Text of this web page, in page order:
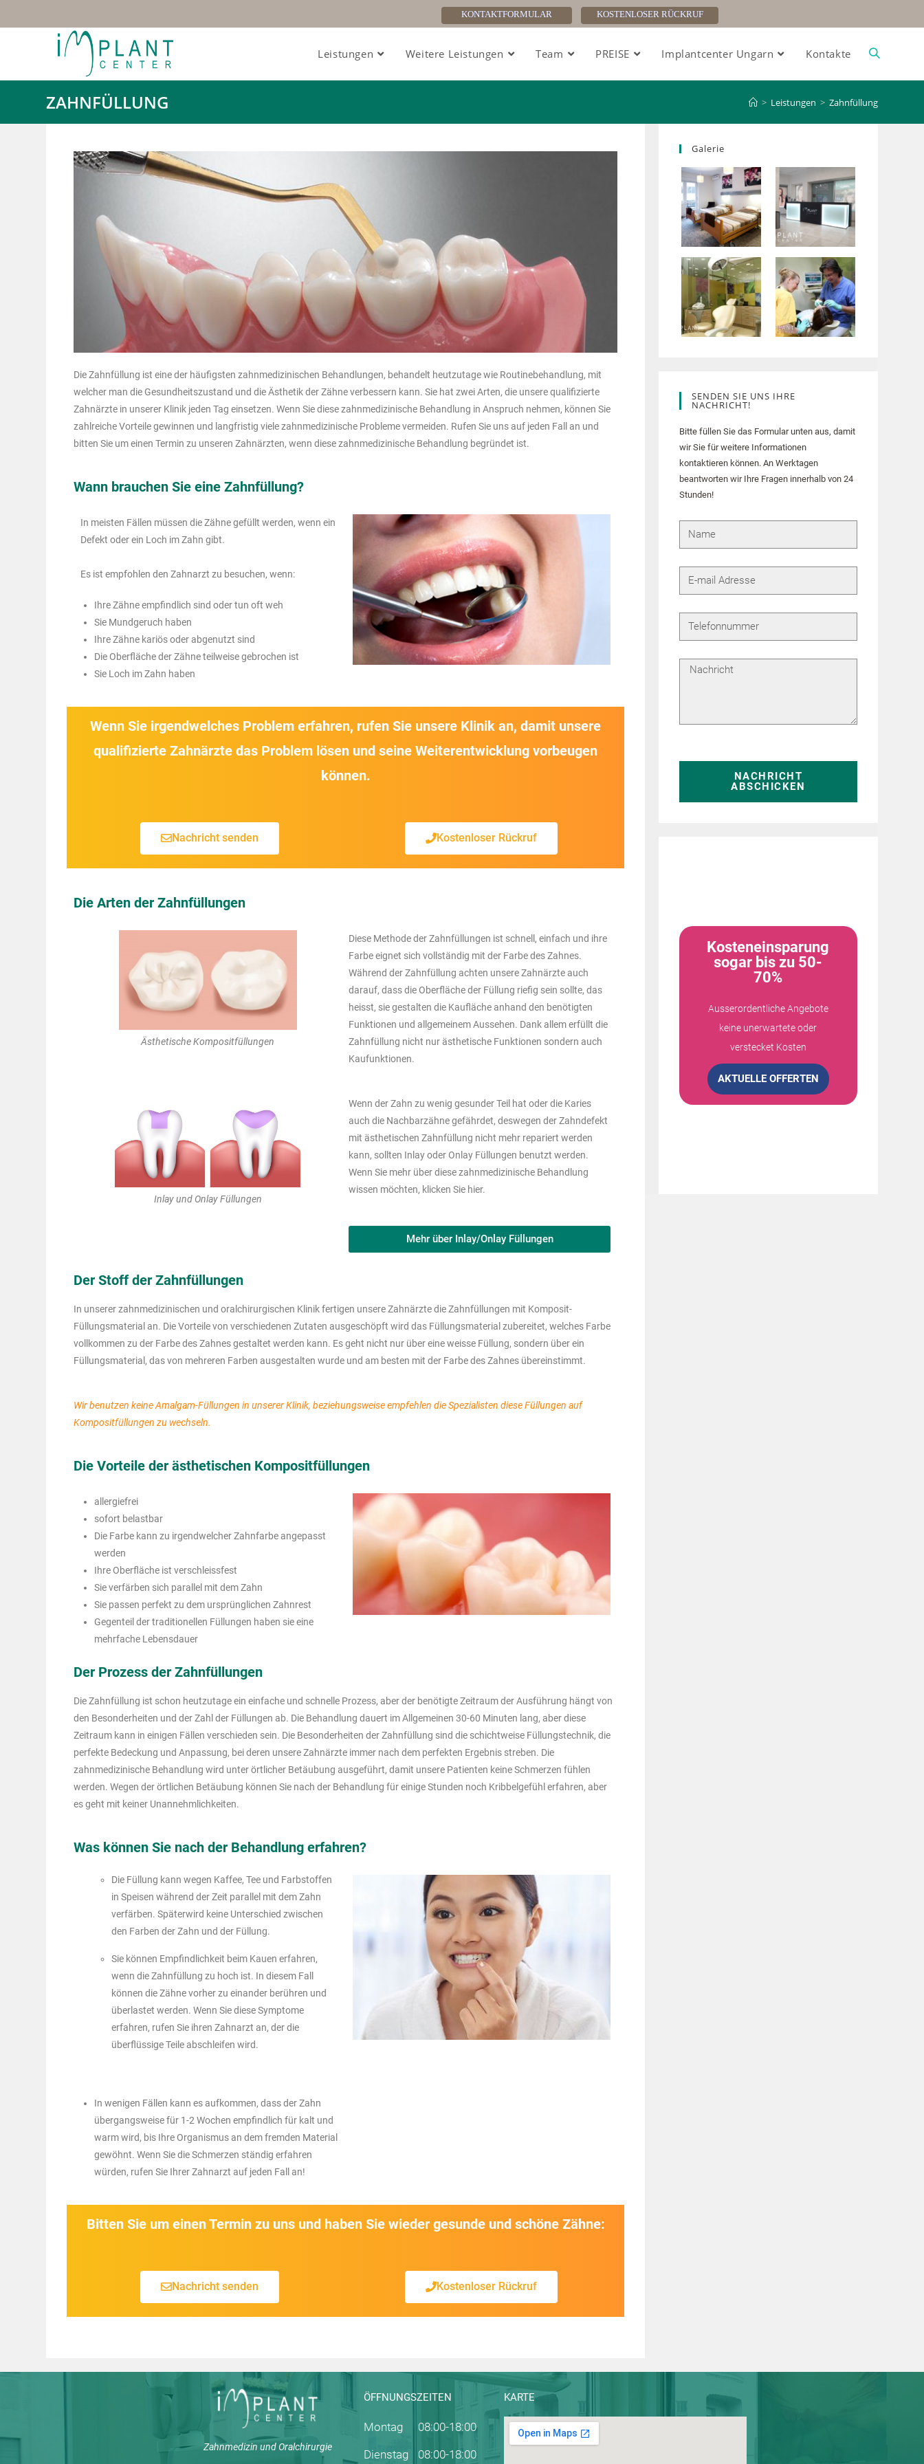
KONTAKTFORMULAR KOSTENLOSER RÜCKRUF
Leistungen Weitere Leistungen Team PREISE Implantcenter Ungarn Kontakte
ZAHNFÜLLUNG > Leistungen > Zahnfüllung
Die Zahnfüllung ist eine der häufigsten zahnmedizinischen Behandlungen, behandelt heutzutage wie Routinebehandlung, mit
welcher man die Gesundheitszustand und die Ästhetik der Zähne verbessern kann. Sie hat zwei Arten, die unsere qualifizierte
Zahnärzte in unserer Klinik jeden Tag einsetzen. Wenn Sie diese zahnmedizinische Behandlung in Anspruch nehmen, können Sie
zahlreiche Vorteile gewinnen und langfristig viele zahnmedizinische Probleme vermeiden. Rufen Sie uns auf jeden Fall an und
bitten Sie um einen Termin zu unseren Zahnärzten, wenn diese zahnmedizinische Behandlung begründet ist.
Wann brauchen Sie eine Zahnfüllung?
In meisten Fällen müssen die Zähne gefüllt werden, wenn ein
Defekt oder ein Loch im Zahn gibt.
Es ist empfohlen den Zahnarzt zu besuchen, wenn:
Ihre Zähne empfindlich sind oder tun oft weh
Sie Mundgeruch haben
Ihre Zähne kariös oder abgenutzt sind
Die Oberfläche der Zähne teilweise gebrochen ist
Sie Loch im Zahn haben
Wenn Sie irgendwelches Problem erfahren, rufen Sie unsere Klinik an, damit unsere
qualifizierte Zahnärzte das Problem lösen und seine Weiterentwicklung vorbeugen
können.
Nachricht senden Kostenloser Rückruf
Die Arten der Zahnfüllungen
Ästhetische Kompositfüllungen
Diese Methode der Zahnfüllungen ist schnell, einfach und ihre
Farbe eignet sich vollständig mit der Farbe des Zahnes.
Während der Zahnfüllung achten unsere Zahnärzte auch
darauf, dass die Oberfläche der Füllung riefig sein sollte, das
heisst, sie gestalten die Kaufläche anhand den benötigten
Funktionen und allgemeinem Aussehen. Dank allem erfüllt die
Zahnfüllung nicht nur ästhetische Funktionen sondern auch
Kaufunktionen.
Inlay und Onlay Füllungen
Wenn der Zahn zu wenig gesunder Teil hat oder die Karies
auch die Nachbarzähne gefährdet, deswegen der Zahndefekt
mit ästhetischen Zahnfüllung nicht mehr repariert werden
kann, sollten Inlay oder Onlay Füllungen benutzt werden.
Wenn Sie mehr über diese zahnmedizinische Behandlung
wissen möchten, klicken Sie hier.
Mehr über Inlay/Onlay Füllungen
Der Stoff der Zahnfüllungen
In unserer zahnmedizinischen und oralchirurgischen Klinik fertigen unsere Zahnärzte die Zahnfüllungen mit Komposit-
Füllungsmaterial an. Die Vorteile von verschiedenen Zutaten ausgeschöpft wird das Füllungsmaterial zubereitet, welches Farbe
vollkommen zu der Farbe des Zahnes gestaltet werden kann. Es geht nicht nur über eine weisse Füllung, sondern über ein
Füllungsmaterial, das von mehreren Farben ausgestalten wurde und am besten mit der Farbe des Zahnes übereinstimmt.
Wir benutzen keine Amalgam-Füllungen in unserer Klinik, beziehungsweise empfehlen die Spezialisten diese Füllungen auf
Kompositfüllungen zu wechseln.
Die Vorteile der ästhetischen Kompositfüllungen
allergiefrei
sofort belastbar
Die Farbe kann zu irgendwelcher Zahnfarbe angepasst
werden
Ihre Oberfläche ist verschleissfest
Sie verfärben sich parallel mit dem Zahn
Sie passen perfekt zu dem ursprünglichen Zahnrest
Gegenteil der traditionellen Füllungen haben sie eine
mehrfache Lebensdauer
Der Prozess der Zahnfüllungen
Die Zahnfüllung ist schon heutzutage ein einfache und schnelle Prozess, aber der benötigte Zeitraum der Ausführung hängt von
den Besonderheiten und der Zahl der Füllungen ab. Die Behandlung dauert im Allgemeinen 30-60 Minuten lang, aber diese
Zeitraum kann in einigen Fällen verschieden sein. Die Besonderheiten der Zahnfüllung sind die schichtweise Füllungstechnik, die
perfekte Bedeckung und Anpassung, bei deren unsere Zahnärzte immer nach dem perfekten Ergebnis streben. Die
zahnmedizinische Behandlung wird unter örtlicher Betäubung ausgeführt, damit unsere Patienten keine Schmerzen fühlen
werden. Wegen der örtlichen Betäubung können Sie nach der Behandlung für einige Stunden noch Kribbelgefühl erfahren, aber
es geht mit keiner Unannehmlichkeiten.
Was können Sie nach der Behandlung erfahren?
Die Füllung kann wegen Kaffee, Tee und Farbstoffen
in Speisen während der Zeit parallel mit dem Zahn
verfärben. Späterwird keine Unterschied zwischen
den Farben der Zahn und der Füllung.
Sie können Empfindlichkeit beim Kauen erfahren,
wenn die Zahnfüllung zu hoch ist. In diesem Fall
können die Zähne vorher zu einander berühren und
überlastet werden. Wenn Sie diese Symptome
erfahren, rufen Sie ihren Zahnarzt an, der die
überflüssige Teile abschleifen wird.
In wenigen Fällen kann es aufkommen, dass der Zahn
übergangsweise für 1-2 Wochen empfindlich für kalt und
warm wird, bis Ihre Organismus an dem fremden Material
gewöhnt. Wenn Sie die Schmerzen ständig erfahren
würden, rufen Sie Ihrer Zahnarzt auf jeden Fall an!
Bitten Sie um einen Termin zu uns und haben Sie wieder gesunde und schöne Zähne:
Nachricht senden Kostenloser Rückruf
Galerie
SENDEN SIE UNS IHRE
NACHRICHT!
Bitte füllen Sie das Formular unten aus, damit
wir Sie für weitere Informationen
kontaktieren können. An Werktagen
beantworten wir Ihre Fragen innerhalb von 24
Stunden!
NACHRICHT
ABSCHICKEN
Kosteneinsparung
sogar bis zu 50-
70%
Ausserordentliche Angebote
keine unerwartete oder
verstecket Kosten
AKTUELLE OFFERTEN
Zahnmedizin und Oralchirurgie
ÖFFNUNGSZEITEN
Montag
08:00-18:00
Dienstag
08:00-18:00
KARTE